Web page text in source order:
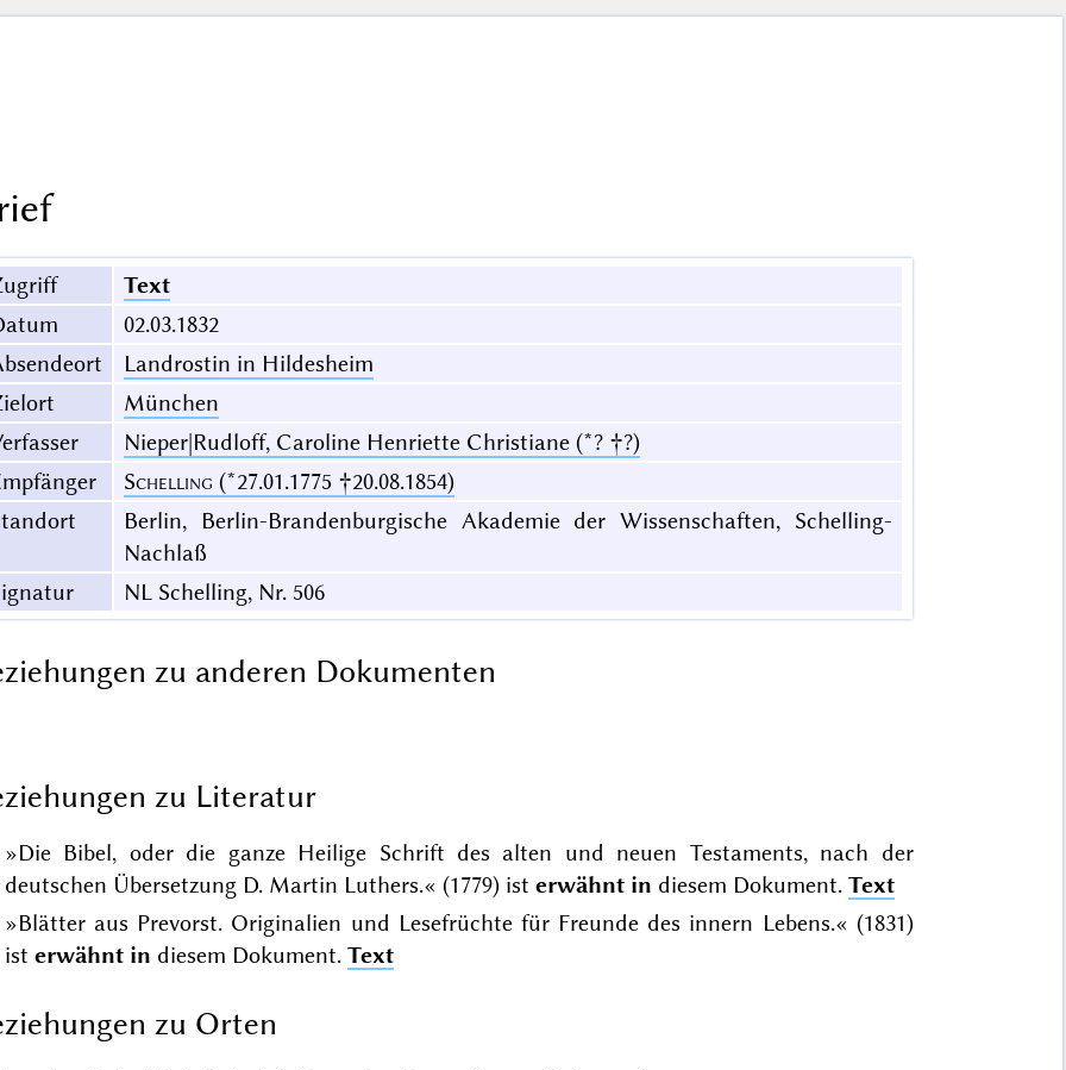
Text
02.03.1832
Landrostin in Hildesheim
München
Nieper|Rudloff, Caroline Henriette Christiane (*? †?)
Schelling (*27.01.1775 †20.08.1854)
Berlin, Berlin-Brandenburgische Akademie der Wissenschaften, Schelling-
Nachlaß
NL Schelling, Nr. 506
zu anderen Dokumenten
zu Literatur
»Die Bibel, oder die ganze Heilige Schrift des alten und neuen Testaments, nach der
deutschen Übersetzung D. Martin Luthers.« (1779) ist erwähnt in diesem Dokument. Text
»Blätter aus Prevorst. Originalien und Lesefrüchte für Freunde des innern Lebens.« (1831)
ist erwähnt in diesem Dokument. Text
zu Orten